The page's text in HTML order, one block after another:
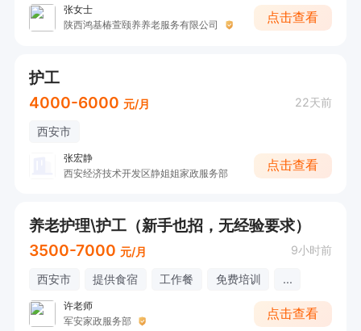
张女士
陕西鸿基椿萱颐养养老服务有限公司
点击查看
护工
4000-6000 元/月 22天前
西安市
张宏静
西安经济技术开发区静姐姐家政服务部
点击查看
养老护理\护工（新手也招，无经验要求）
3500-7000 元/月 9小时前
西安市 提供食宿 工作餐 免费培训 ...
许老师
军安家政服务部
点击查看